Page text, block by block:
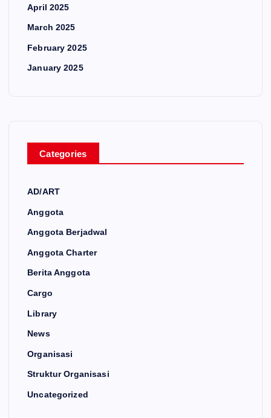
April 2025
March 2025
February 2025
January 2025
Categories
AD/ART
Anggota
Anggota Berjadwal
Anggota Charter
Berita Anggota
Cargo
Library
News
Organisasi
Struktur Organisasi
Uncategorized